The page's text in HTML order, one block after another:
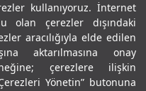
kullanıyoruz. İnternet
olan çerezler dışındaki
aracılığıyla elde edilen
aktarılmasına onay
çerezlere ilişkin
Yönetin” butonuna
MetniŞartlar ve Koşullar